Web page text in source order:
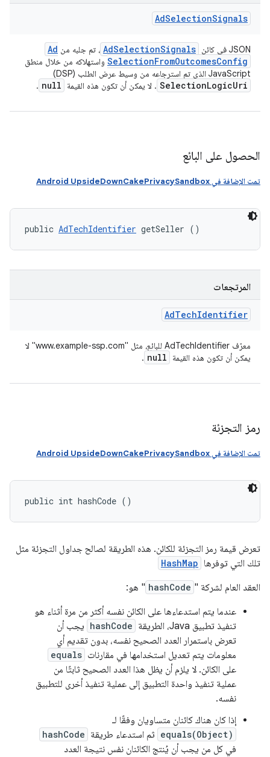
AdSelectionSignals
JSON في كائن AdSelectionSignals ، تم جلبه من Ad
SelectionFromOutcomesConfig
واستهلاكه من خلال منطق
JavaScript الذي تم استرجاعه من وسيط عرض الطلب (DSP)
SelectionLogicUri . لا يمكن أن تكون هذه القيمة null
.
الحصول على البائع
تمت الإضافة في Android UpsideDownCakePrivacySandbox
public AdTechIdentifier getSeller ()
المرتجعات
AdTechIdentifier
معرّف AdTechIdentifier للبائع، مثل "www.example-ssp.com" لا
يمكن أن تكون هذه القيمة
null
.
رمز التجزئة
تمت الإضافة في Android UpsideDownCakePrivacySandbox
public int hashCode ()
تعرض قيمة رمز التجزئة للكائن. هذه الطريقة لصالح جداول التجزئة مثل
تلك التي توفرها HashMap
العقد العام لشركة " hashCode " هو:
عندما يتم استدعاءها على الكائن نفسه أكثر من مرة أثناء هو
تنفيذ تطبيق Java، الطريقة
hashCode يجب أن
تعرض باستمرار العدد الصحيح نفسه، بدون تقديم أي
معلومات يتم تعديل استخدامها في مقارنات equals
على الكائن. لا يلزم أن يظل هذا العدد الصحيح ثابتًا من
عملية تنفيذ واحدة التطبيق إلى عملية تنفيذ أخرى للتطبيق
نفسه.
إذا كان هناك كائنان متساويان وفقًا لـ
equals(Object) ثم استدعاء طريقة hashCode
في كل من يجب أن يُنتج الكائنان نفس نتيجة العدد